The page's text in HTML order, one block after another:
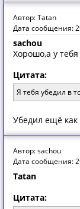
Автор: Tatan
Дата сообщения:
sachou
Хорошо,а у тебя
Цитата:
Я тебя убедил в
Убедил ещё
Автор: sachou
Дата сообщения:
Tatan
Цитата: